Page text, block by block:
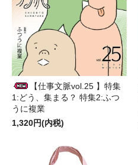
【仕事文脈vol.25 】特集
1:どう、集まる？ 特集2:ふつ
うに複業
1,320円(内税)